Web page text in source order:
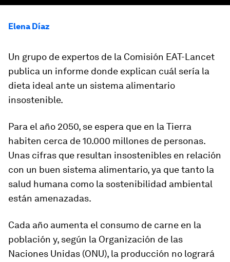
Elena Díaz
Un grupo de expertos de la Comisión EAT-Lancet
publica un informe donde explican cuál sería la
dieta ideal ante un sistema alimentario
insostenible.
Para el año 2050, se espera que en la Tierra
habiten cerca de 10.000 millones de personas.
Unas cifras que resultan insostenibles en relación
con un buen sistema alimentario, ya que tanto la
salud humana como la sostenibilidad ambiental
están amenazadas.
Cada año aumenta el consumo de carne en la
población y, según la Organización de las
Naciones Unidas (ONU), la producción no logrará